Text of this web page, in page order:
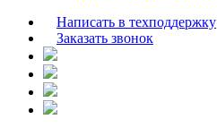
Написать в техподдержку
Заказать звонок